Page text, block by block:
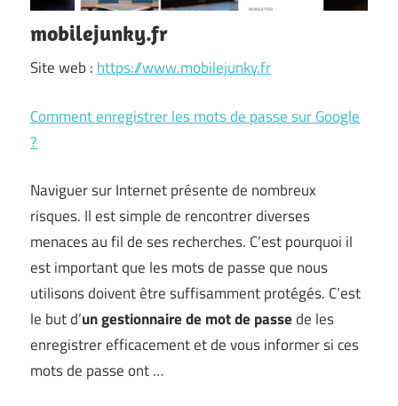
mobilejunky.fr
Site web :https://www.mobilejunky.fr
Comment enregistrer les mots de passe sur Google
?
Naviguer sur Internet présente de nombreux
risques. Il est simple de rencontrer diverses
menaces au fil de ses recherches. C’est pourquoi il
est important que les mots de passe que nous
utilisons doivent être suffisamment protégés. C’est
le but d’un gestionnaire de mot de passede les
enregistrer efficacement et de vous informer si ces
mots de passe ont …